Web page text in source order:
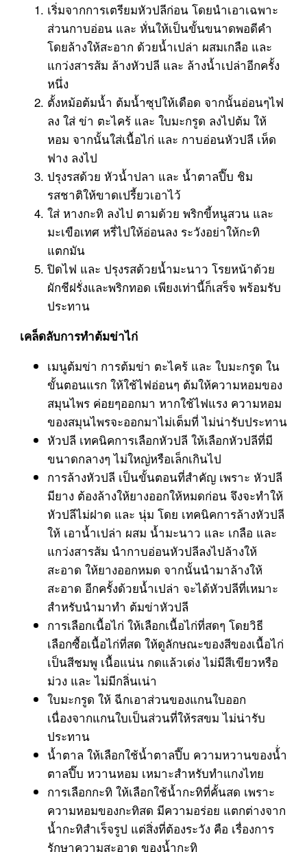
เริ่มจากการเตรียมหัวปลีก่อน โดยนำเอาเฉพาะ
ส่วนกาบอ่อน และ หั่นให้เป็นขั้นขนาดพอดีคำ
โดยล้างให้สะอาก ด้วยน้ำเปล่า ผสมเกลือ และ
แกว่งสารส้ม ล้างหัวปลี และ ล้างน้ำเปล่าอีกครั้ง
หนึ่ง
ตั้งหม้อต้มน้ำ ต้มน้ำซุปให้เดือด จากนั้นอ่อนๆไฟ
ลง ใส่ ข่า ตะไคร้ และ ใบมะกรูด ลงไปต้ม ให้
หอม จากนั้นใส่เนื้อไก่ และ กาบอ่อนหัวปลี เห็ด
ฟาง ลงไป
ปรุงรสด้วย หัวน้ำปลา และ น้ำตาลปี๊บ ชิม
รสชาติให้ขาดเปรี้ยวเอาไว้
ใส่ หางกะทิ ลงไป ตามด้วย พริกขี้หนูสวน และ
มะเขือเทศ หรี่ไปให้อ่อนลง ระวังอย่าให้กะทิ
แตกมัน
ปิดไฟ และ ปรุงรสด้วยน้ำมะนาว โรยหน้าด้วย
ผักชีฝรั่งและพริกทอด เพียงเท่านี้ก็เสร็จ พร้อมรับ
ประทาน
เคล็ดลับการทำต้มข่าไก่
เมนูต้มข่า การต้มข่า ตะไคร้ และ ใบมะกรูด ใน
ขั้นตอนแรก ให้ใช้ไฟอ่อนๆ ต้มให้ความหอมของ
สมุนไพร ค่อยๆออกมา หากใช้ไฟแรง ความหอม
ของสมุนไพรจะออกมาไม่เต็มที่ ไม่น่ารับประทาน
หัวปลี เทคนิคการเลือกหัวปลี ให้เลือกหัวปลีที่มี
ขนาดกลางๆ ไม่ใหญ่หรือเล็กเกินไป
การล้างหัวปลี เป็นขั้นตอนที่สำคัญ เพราะ หัวปลี
มียาง ต้องล้างให้ยางออกให้หมดก่อน จึงจะทำให้
หัวปลีไม่ฝาด และ นุ่ม โดย เทคนิคการล้างหัวปลี
ให้ เอาน้ำเปล่า ผสม น้ำมะนาว และ เกลือ และ
แกว่งสารส้ม นำกาบอ่อนหัวปลีลงไปล้างให้
สะอาด ให้ยางออกหมด จากนั้นนำมาล้างให้
สะอาด อีกครั้งด้วยน้ำเปล่า จะได้หัวปลีที่เหมาะ
สำหรับนำมาทำ ต้มข่าหัวปลี
การเลือกเนื้อไก่ ให้เลือกเนื้อไก่ที่สดๆ โดยวิธี
เลือกซื้อเนื้อไก่ที่สด ให้ดูลักษณะของสีของเนื้อไก่
เป็นสีชมพู เนื้อแน่น กดแล้วเด่ง ไม่มีสีเขียวหรือ
ม่วง และ ไม่มีกลิ่นเน่า
ใบมะกรูด ให้ ฉีกเอาส่วนของแกนใบออก
เนื่องจากแกนใบเป็นส่วนที่ให้รสขม ไม่น่ารับ
ประทาน
น้ำตาล ให้เลือกใช้น้ำตาลปี๊บ ความหวานของน้่ำ
ตาลปี๊บ หวานหอม เหมาะสำหรับทำแกงไทย
การเลือกกะทิ ให้เลือกใช้น้ำกะทิที่คั้นสด เพราะ
ความหอมของกะทิสด มีความอร่อย แตกต่างจาก
น้ำกะทิสำเร็จรูป แต่สิ่งที่ต้องระวัง คือ เรื่องการ
รักษาความสะอาด ของน้ำกะทิ